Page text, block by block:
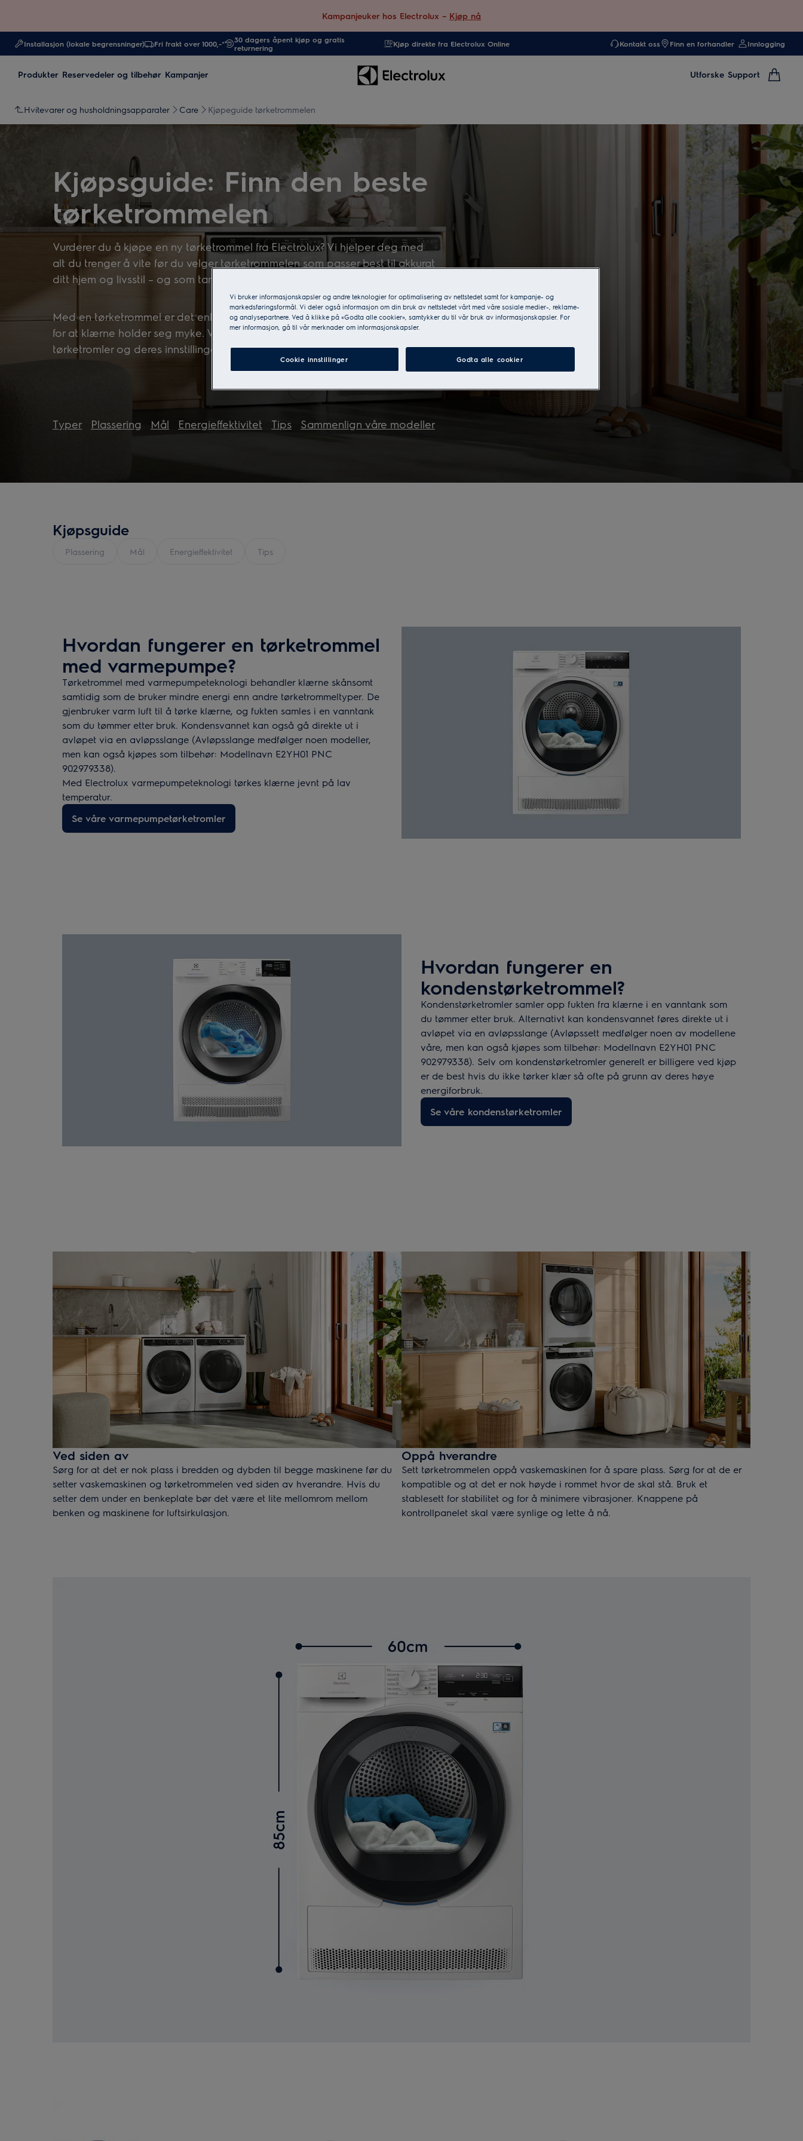
Kampanjeuker hos Electrolux – Kjøp nå
Installasjon (lokale begrensninger) Fri frakt over 1000,-*
30 dagers åpent kjøp og gratis
returnering
Kjøp direkte fra Electrolux Online Kontakt oss Finn en forhandler Innlogging
Produkter Reservedeler og tilbehør Kampanjer Utforske Support
Hvitevarer og husholdningsapparater Care Kjøpeguide tørketrommelen
Kjøpsguide: Finn den beste
tørketrommelen
Vurderer du å kjøpe en ny tørketrommel fra Electrolux? Vi hjelper deg med
alt du trenger å vite før du velger tørketrommelen som passer best til akkurat
ditt hjem og livsstil – og som tar godt vare på klærne dine.
Med en tørketrommel er det enklere å vaske klær, samtidig som den sørger
for at klærne holder seg myke. Vi veileder deg gjennom ulike varianter av
tørketromler og deres innstillinger, størrelser og energieffektivitet.
Typer Plassering Mål Energieffektivitet Tips Sammenlign våre modeller
Kjøpsguide
Plassering Mål Energieffektivitet Tips
Hvordan fungerer en tørketrommel
med varmepumpe?
Tørketrommel med varmepumpeteknologi behandler klærne skånsomt
samtidig som de bruker mindre energi enn andre tørketrommeltyper. De
gjenbruker varm luft til å tørke klærne, og fukten samles i en vanntank
som du tømmer etter bruk. Kondensvannet kan også gå direkte ut i
avløpet via en avløpsslange (Avløpsslange medfølger noen modeller,
men kan også kjøpes som tilbehør: Modellnavn E2YH01 PNC
902979338).
Med Electrolux varmepumpeteknologi tørkes klærne jevnt på lav
temperatur.
Se våre varmepumpetørketromler
Hvordan fungerer en
kondenstørketrommel?
Kondenstørketromler samler opp fukten fra klærne i en vanntank som
du tømmer etter bruk. Alternativt kan kondensvannet føres direkte ut i
avløpet via en avløpsslange (Avløpssett medfølger noen av modellene
våre, men kan også kjøpes som tilbehør: Modellnavn E2YH01 PNC
902979338). Selv om kondenstørketromler generelt er billigere ved kjøp
er de best hvis du ikke tørker klær så ofte på grunn av deres høye
energiforbruk.
Se våre kondenstørketromler
Ved siden av
Sørg for at det er nok plass i bredden og dybden til begge maskinene før du
setter vaskemaskinen og tørketrommelen ved siden av hverandre. Hvis du
setter dem under en benkeplate bør det være et lite mellomrom mellom
benken og maskinene for luftsirkulasjon.
Oppå hverandre
Sett tørketrommelen oppå vaskemaskinen for å spare plass. Sørg for at de er
kompatible og at det er nok høyde i rommet hvor de skal stå. Bruk et
stablesett for stabilitet og for å minimere vibrasjoner. Knappene på
kontrollpanelet skal være synlige og lette å nå.
Vi bruker informasjonskapsler og andre teknologier for optimalisering av nettstedet samt for kampanje- og
markedsføringsformål. Vi deler også informasjon om din bruk av nettstedet vårt med våre sosiale medier-, reklame-
og analysepartnere. Ved å klikke på «Godta alle cookier», samtykker du til vår bruk av informasjonskapsler. For
mer informasjon, gå til vår merknader om informasjonskapsler.
Cookie innstillinger Godta alle cookier